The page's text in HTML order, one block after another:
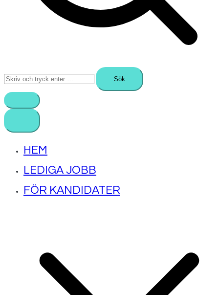
Sök
HEM
LEDIGA JOBB
FÖR KANDIDATER